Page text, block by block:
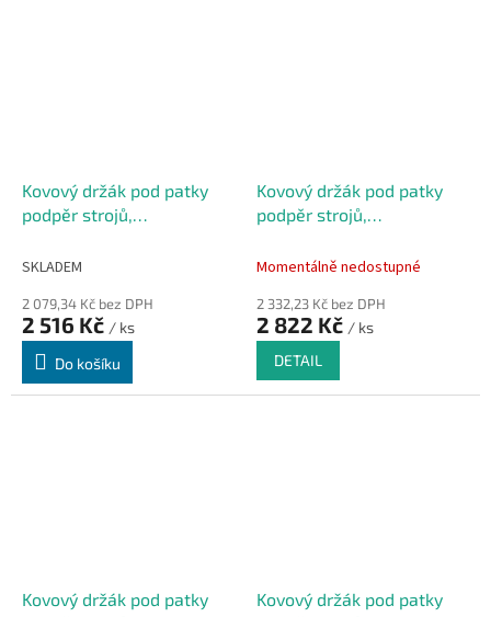
Kovový držák pod patky
podpěr strojů,
techniky FLOMA BPAD -
SKLADEM
2 079,34 Kč bez DPH
2 516 Kč / ks
Do košíku
Kovový držák pod patky
podpěr strojů,
techniky FLOMA BPAD -
Momentálně nedostupné
2 332,23 Kč bez DPH
2 822 Kč / ks
DETAIL
Kovový držák pod patky
Kovový držák pod patky